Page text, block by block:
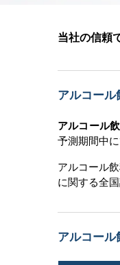
当社の信頼
アルコー
アルコール
予測期間中
アルコール
に関する全
アルコール